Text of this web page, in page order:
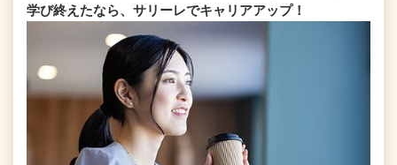
学び終えたなら、サリーレでキャリアアップ！